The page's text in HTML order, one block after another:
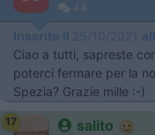
44
Inserito il 25/10/2021
Ciao a tutti, sapreste
poterci fermare per la
Spezia? Grazie mille :-)
17 salito